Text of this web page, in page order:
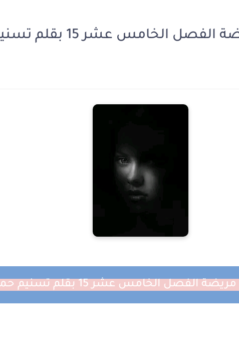
الخامس عشر 15 بقلم تسنيم حمدي
الفصل الخامس عشر 15 بقلم تسنيم حمدي